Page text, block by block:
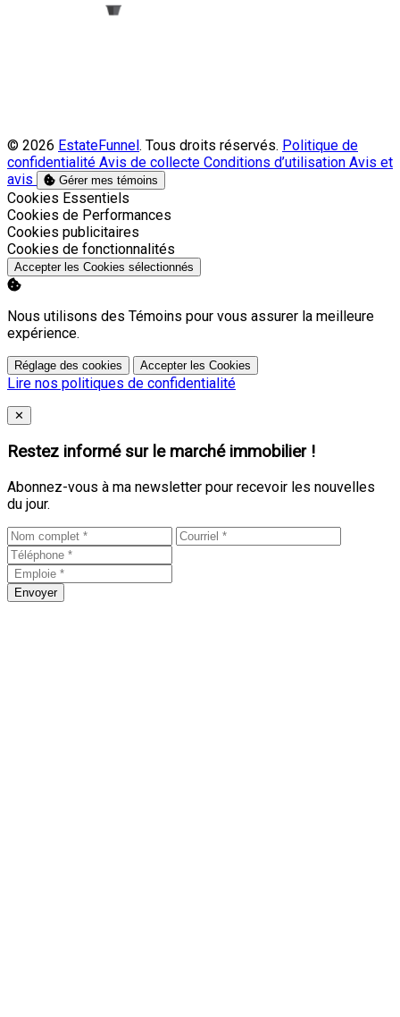
© 2026 EstateFunnel. Tous droits réservés. Politique de
confidentialité Avis de collecte Conditions d’utilisation Avis et
avis
Gérer mes témoins
Activer
Cookies Essentiels
Activer
Cookies de Performances
Activer
Cookies publicitaires
Activer
Cookies de fonctionnalités
Accepter les Cookies sélectionnés
Nous utilisons des Témoins pour vous assurer la meilleure
expérience.
Réglage des cookies Accepter les Cookies
Lire nos politiques de confidentialité
Close
✕
Restez informé sur le marché immobilier !
Abonnez-vous à ma newsletter pour recevoir les nouvelles
du jour.
Envoyer